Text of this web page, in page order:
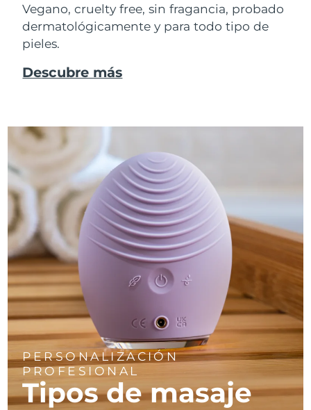
Vegano, cruelty free, sin fragancia, probado
dermatológicamente y para todo tipo de
pieles.
Descubre más
PERSONALIZACIÓN
PROFESIONAL
Tipos de masaje